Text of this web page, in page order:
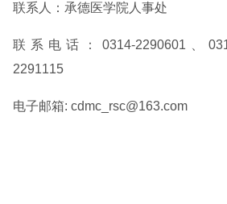
联系人：承德医学院人事处
联系电话：0314-2290601、
2291115
电子邮箱: cdmc_rsc@163.com